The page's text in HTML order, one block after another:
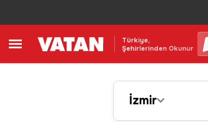
Türkiye,
Şehirlerinden Okunur
İzmir